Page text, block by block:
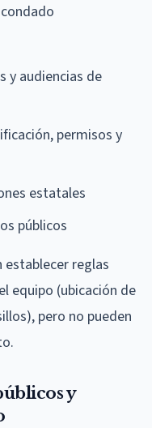
y audiencias de
permisos y
estatales
públicos
establecer reglas
equipo (ubicación de
pero no pueden
y